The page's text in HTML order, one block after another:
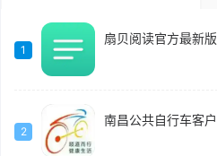
1
扇贝阅读官方最新版
2